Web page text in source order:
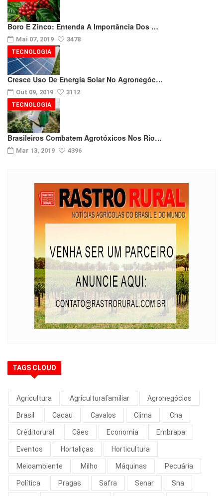
Boro E Zinco: Entenda A Importância Dos …
Mai 07, 2019 3478
Cresce Uso De Energia Solar No Agronegóc…
Out 09, 2019 3112
TECNOLOGIA
Brasileiros Combatem Agrotóxicos Nos Rio…
Mar 13, 2019 4396
TECNOLOGIA
TAGS CLOUD
Agricultura Agriculturafamiliar Agronegócios
Brasil Cacau Cavalos Clima Cna
Créditorural Cães Economia Embrapa
Eventos Hortaliças Horticultura
Meioambiente Milho Máquinas Pecuária
Política Pragas Safra Senar Sna